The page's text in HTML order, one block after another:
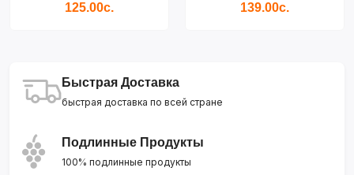
125.00с. 139.00с.
Быстрая Доставка
быстрая доставка по всей стране
Подлинные Продукты
100% подлинные продукты